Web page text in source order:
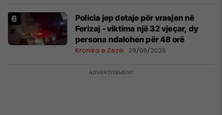
Policia jep detaje për vrasjen në
Ferizaj - viktima një 32 vjeçar, dy
persona ndalohen për 48 orë
Kronika e Zezë 29/06/2026